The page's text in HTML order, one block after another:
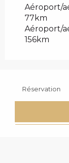
Aéroport/
77km
Aéroport/
156km
Réservation